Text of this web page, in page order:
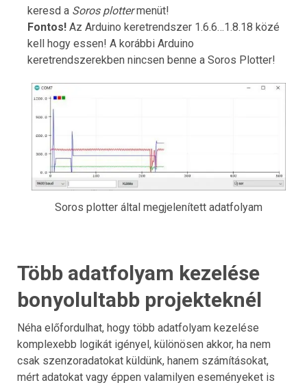
keresd a Soros plottermenüt!
Fontos! Az Arduino keretrendszer 1.6.6…1.8.18 közé
kell hogy essen! A korábbi Arduino
keretrendszerekben nincsen benne a Soros Plotter!
Soros plotter által megjelenített adatfolyam
Több adatfolyam kezelése
bonyolultabb projekteknél
Néha előfordulhat, hogy több adatfolyam kezelése
komplexebb logikát igényel, különösen akkor, ha nem
csak szenzoradatokat küldünk, hanem számításokat,
mért adatokat vagy éppen valamilyen eseményeket is